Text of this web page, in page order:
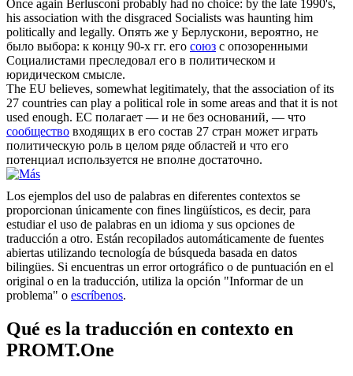
Once again Berlusconi probably had no choice: by the late 1990's,
his association with the disgraced Socialists was haunting him
politically and legally. Опять же у Берлускони, вероятно, не
было выбора: к концу 90-х гг. его союз с опозоренными
Социалистами преследовал его в политическом и
юридическом смысле.
The EU believes, somewhat legitimately, that the association of its
27 countries can play a political role in some areas and that it is not
used enough. ЕС полагает — и не без оснований, — что
сообщество входящих в его состав 27 стран может играть
политическую роль в целом ряде областей и что его
потенциал используется не вполне достаточно.
Los ejemplos del uso de palabras en diferentes contextos se
proporcionan únicamente con fines lingüísticos, es decir, para
estudiar el uso de palabras en un idioma y sus opciones de
traducción a otro. Están recopilados automáticamente de fuentes
abiertas utilizando tecnología de búsqueda basada en datos
bilingües. Si encuentras un error ortográfico o de puntuación en el
original o en la traducción, utiliza la opción "Informar de un
problema" o escríbenos.
Qué es la traducción en contexto en
PROMT.One